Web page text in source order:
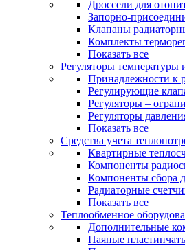
Дроссели для
Запорно-
Клапаны
Комплекты
Показать все
Регуляторы температуры
Принадлежности к
Регулирующие
Регуляторы –
Регуляторы
Показать все
Средства учета
Квартирные
Компоненты
Компоненты сбора
Радиаторные
Показать все
Теплообменное
Дополнительные
Паяные